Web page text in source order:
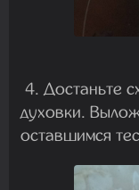
4. Достаньте
духовки.
оставшимся